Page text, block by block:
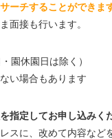
ーチすることができま
面接も行います。
園休園日は除く）
い場合もあります
指定してお申し込みく
スに、改めて内容など